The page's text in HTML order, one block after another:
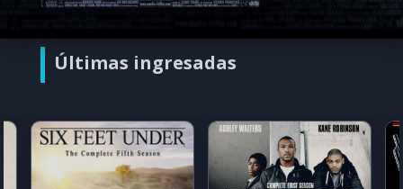
Últimas ingresadas